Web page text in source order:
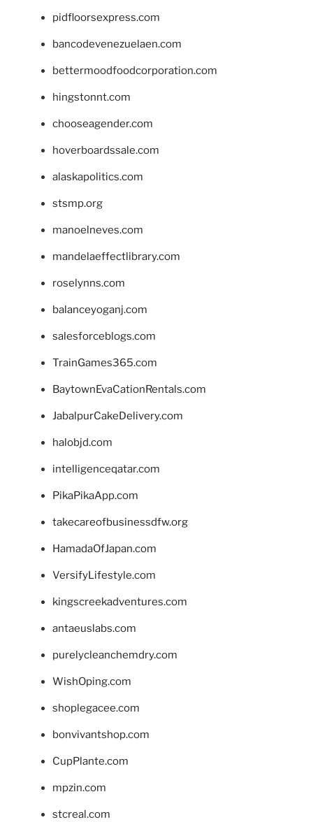
pidfloorsexpress.com
bancodevenezuelaen.com
bettermoodfoodcorporation.com
hingstonnt.com
chooseagender.com
hoverboardssale.com
alaskapolitics.com
stsmp.org
manoelneves.com
mandelaeffectlibrary.com
roselynns.com
balanceyoganj.com
salesforceblogs.com
TrainGames365.com
BaytownEvaCationRentals.com
JabalpurCakeDelivery.com
halobjd.com
intelligenceqatar.com
PikaPikaApp.com
takecareofbusinessdfw.org
HamadaOfJapan.com
VersifyLifestyle.com
kingscreekadventures.com
antaeuslabs.com
purelycleanchemdry.com
WishOping.com
shoplegacee.com
bonvivantshop.com
CupPlante.com
mpzin.com
stcreal.com